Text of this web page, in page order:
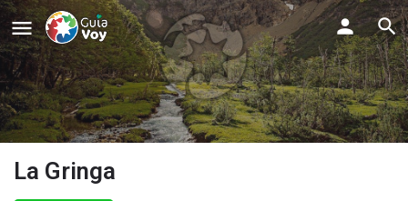
La Gringa